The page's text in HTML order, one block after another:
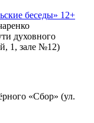
беседы» 12+
духовного
1, зале №12)
«Сбор» (ул.